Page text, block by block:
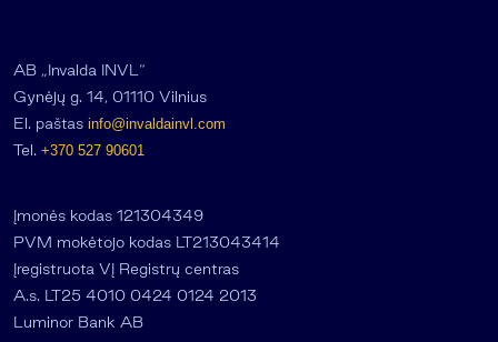
AB „Invalda INVL“
Gynėjų g. 14, 01110 Vilnius
El. paštas info@invaldainvl.com
Tel. +370 527 90601
Įmonės kodas 121304349
PVM mokėtojo kodas LT213043414
Įregistruota VĮ Registrų centras
A.s. LT25 4010 0424 0124 2013
Luminor Bank AB